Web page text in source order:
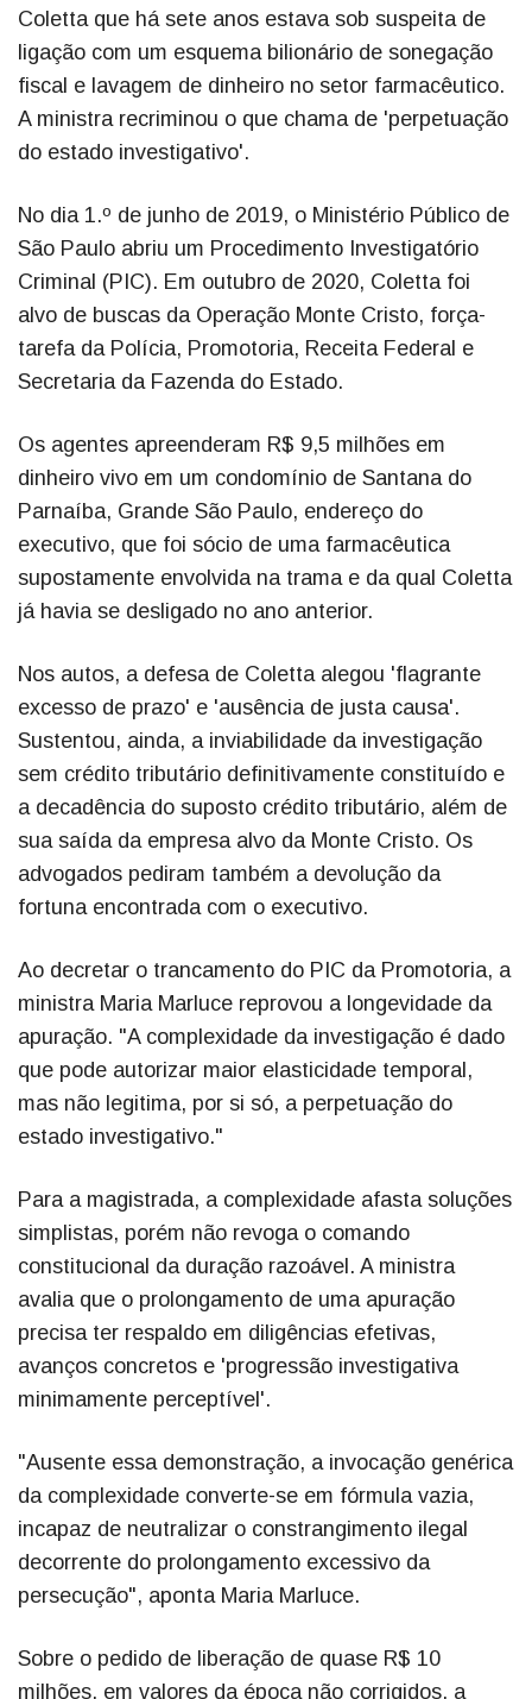
Coletta que há sete anos estava sob suspeita de
ligação com um esquema bilionário de sonegação
fiscal e lavagem de dinheiro no setor farmacêutico.
A ministra recriminou o que chama de 'perpetuação
do estado investigativo'.
No dia 1.º de junho de 2019, o Ministério Público de
São Paulo abriu um Procedimento Investigatório
Criminal (PIC). Em outubro de 2020, Coletta foi
alvo de buscas da Operação Monte Cristo, força-
tarefa da Polícia, Promotoria, Receita Federal e
Secretaria da Fazenda do Estado.
Os agentes apreenderam R$ 9,5 milhões em
dinheiro vivo em um condomínio de Santana do
Parnaíba, Grande São Paulo, endereço do
executivo, que foi sócio de uma farmacêutica
supostamente envolvida na trama e da qual Coletta
já havia se desligado no ano anterior.
Nos autos, a defesa de Coletta alegou 'flagrante
excesso de prazo' e 'ausência de justa causa'.
Sustentou, ainda, a inviabilidade da investigação
sem crédito tributário definitivamente constituído e
a decadência do suposto crédito tributário, além de
sua saída da empresa alvo da Monte Cristo. Os
advogados pediram também a devolução da
fortuna encontrada com o executivo.
Ao decretar o trancamento do PIC da Promotoria, a
ministra Maria Marluce reprovou a longevidade da
apuração. "A complexidade da investigação é dado
que pode autorizar maior elasticidade temporal,
mas não legitima, por si só, a perpetuação do
estado investigativo."
Para a magistrada, a complexidade afasta soluções
simplistas, porém não revoga o comando
constitucional da duração razoável. A ministra
avalia que o prolongamento de uma apuração
precisa ter respaldo em diligências efetivas,
avanços concretos e 'progressão investigativa
minimamente perceptível'.
"Ausente essa demonstração, a invocação genérica
da complexidade converte-se em fórmula vazia,
incapaz de neutralizar o constrangimento ilegal
decorrente do prolongamento excessivo da
persecução", aponta Maria Marluce.
Sobre o pedido de liberação de quase R$ 10
milhões, em valores da época não corrigidos, a